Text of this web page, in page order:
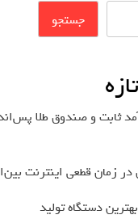
جستجو
ثابت و صندوق طلا
زمان قطعی اینترنت
دستگاه تولید